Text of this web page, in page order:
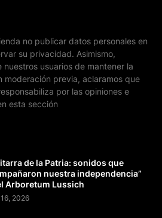
no publicar datos personales en
su privacidad. Asimismo,
usuarios de mantener la
moderación previa, aclaramos que
por las opiniones e
esta sección
de la Patria: sonidos que
nuestra independencia”
Arboretum Lussich
2026